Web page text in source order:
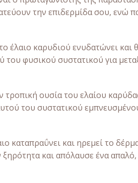
την επιδερμίδα σου,
έλαιο καρυδιού ενυδατώνει
φυσικού συστατικού για
τροπική ουσία του ελαίου
του συστατικού
καταπραΰνει και ηρεμεί το
ξηρότητα και απόλαυσε ένα